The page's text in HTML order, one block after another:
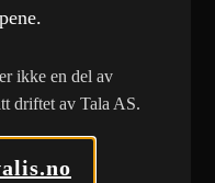
AS
ikke en del av
driftet av Tala AS.